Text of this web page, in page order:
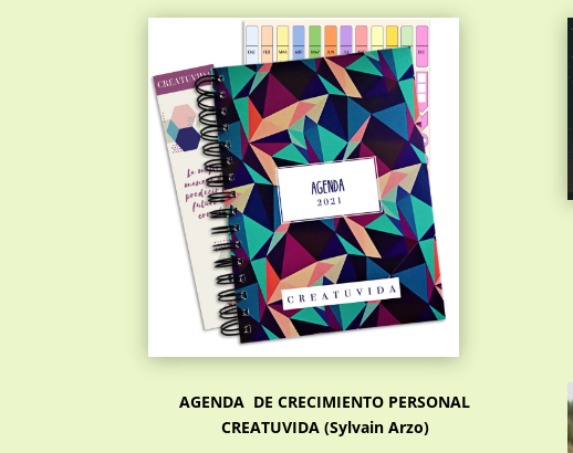
AGENDA DE CRECIMIENTO PERSONAL
CREATUVIDA (Sylvain Arzo)